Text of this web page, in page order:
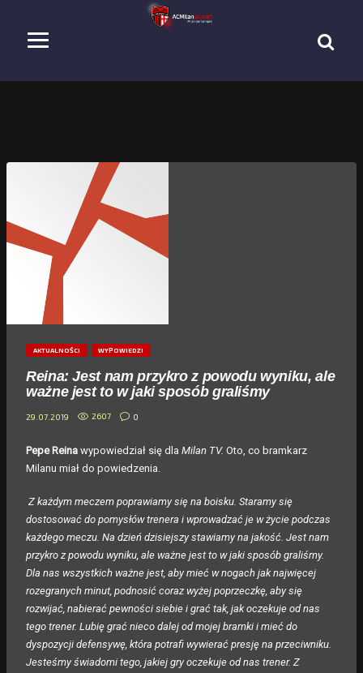
AKTUALNOŚCI WYPOWIEDZI
Reina: Jest nam przykro z powodu wyniku, ale
ważne jest to w jaki sposób graliśmy
29.07.2019 2607 0
Pepe Reina wypowiedział się dla Milan TV. Oto, co bramkarz
Milanu miał do powiedzenia.
Z każdym meczem poprawiamy się na boisku. Staramy się
dostosować do pomysłów trenera i wprowadzać je w życie podczas
każdego meczu. Na dzień dzisiejszy stawiamy na jakość. Jest nam
przykro z powodu wyniku, ale ważne jest to w jaki sposób graliśmy.
Dla nas wszystkich ważne jest, aby mieć w nogach jak najwięcej
rozegranych minut, podnosić coraz wyżej poprzeczkę, aby się
rozwijać, nabierać pewności siebie i grać tak, jak oczekuje od nas
tego trener. Lubię grać nieco dalej od mojej bramki i mieć do
dyspozycji defensywę, która potrafi wywierać presję na przeciwniku.
Jesteśmy świadomi tego, jakiej gry oczekuje od nas trener. Z